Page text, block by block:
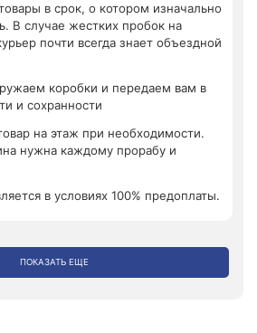
в срок, о котором изначально
В случае жестких пробок на
почти всегда знает объездной
коробки и передаем вам в
и сохранности
на этаж при необходимости.
нужна каждому прорабу и
в условиях 100% предоплаты.
ПОКАЗАТЬ ЕЩЕ